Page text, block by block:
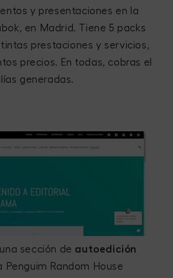
y presentaciones en la
en Madrid. Tiene 5 packs
prestaciones y servicios,
precios. En todas, cobras el
generadas.
sección de autoedición
Random House